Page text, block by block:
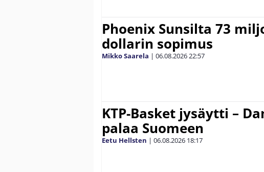
Phoenix Sunsilta 73
dollarin sopimus
Mikko Saarela | 06.08.202622:57
KTP-Basket jysäytti –
palaa Suomeen
Eetu Hellsten | 06.08.2026 18:17